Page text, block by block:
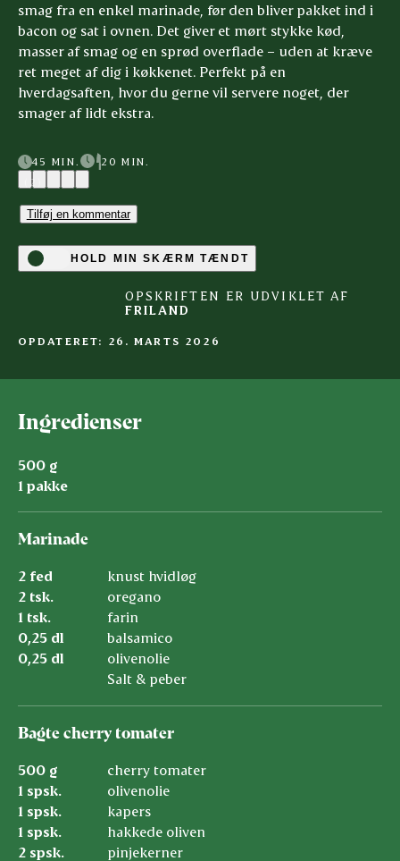
smag fra en enkel marinade, før den bliver pakket ind i
bacon og sat i ovnen. Det giver et mørt stykke kød,
masser af smag og en sprød overflade – uden at kræve
ret meget af dig i køkkenet. Perfekt på en
hverdagsaften, hvor du gerne vil servere noget, der
smager af lidt ekstra.
45 MIN.
20 MIN.
(2)
Tilføj en kommentar
HOLD MIN SKÆRM TÆNDT
OPSKRIFTEN ER UDVIKLET AF
FRILAND
OPDATERET: 26. MARTS 2026
Ingredienser
500 g
1 pakke
Marinade
2 fed
knust hvidløg
2 tsk.
oregano
1 tsk.
farin
0,25 dl
balsamico
0,25 dl
olivenolie
Salt & peber
Bagte cherry tomater
500 g
cherry tomater
1 spsk.
olivenolie
1 spsk.
kapers
1 spsk.
hakkede oliven
2 spsk.
pinjekerner